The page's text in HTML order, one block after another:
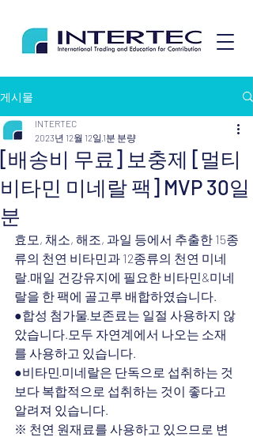
게시물
[배송비 무료] 보충제 [멀티
비타민 미네랄 팩] MVP 30일
분
INTERTEC
2023년 12월 12일 1분 분량
효모, 채소, 해조, 과일 등에서 추출한 15종
류의 천연 비타민과 12종류의 천연 미네
랄.매일 건강유지에 필요한 비타민&미네
랄을 한 팩에 골고루 배합하였습니다.
●합성 첨가물·보존료는 일절 사용하지 않
았습니다.모두 자연계에서 나오는 소재
를 사용하고 있습니다.
●비타민·미네랄은 단독으로 섭취하는 것
보다 복합적으로 섭취하는 것이 좋다고
알려져 있습니다.
※ 천연 원재료를 사용하고 있으므로 변